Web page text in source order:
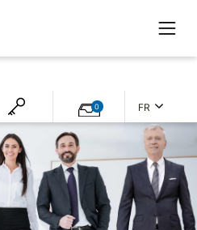
0 FR